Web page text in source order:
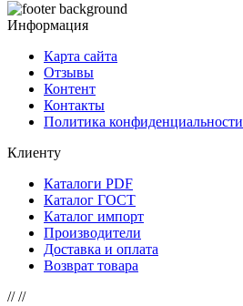
Информация
Карта сайта
Отзывы
Контент
Контакты
Политика конфиденциальности
Клиенту
Каталоги PDF
Каталог ГОСТ
Каталог импорт
Производители
Доставка и оплата
Возврат товара
////